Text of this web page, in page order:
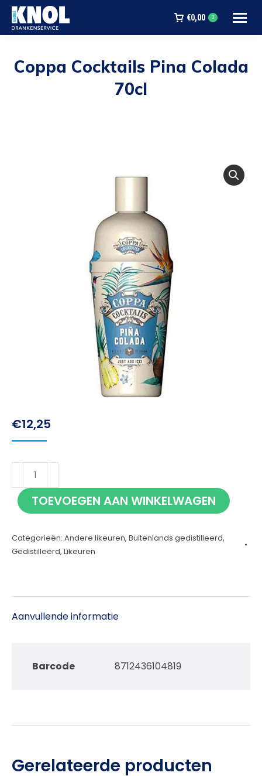
€0,00 0
Coppa Cocktails Pina Colada
70cl
€12,25
Coppa
Cocktails
Pina
70cl
aantal
TOEVOEGEN AAN WINKELWAGEN
Categorieën: Andere likeuren, Buitenlands gedistilleerd,
Gedistilleerd, Likeuren
Aanvullende informatie
Barcode 8712436104819
Gerelateerde producten